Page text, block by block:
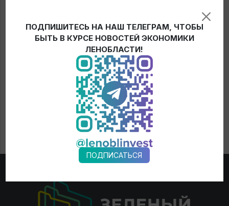
ПОДПИШИТЕСЬ НА НАШ ТЕЛЕГРАМ, ЧТОБЫ
БЫТЬ В КУРСЕ НОВОСТЕЙ ЭКОНОМИКИ
ЛЕНОБЛАСТИ!
ПОДПИСАТЬСЯ